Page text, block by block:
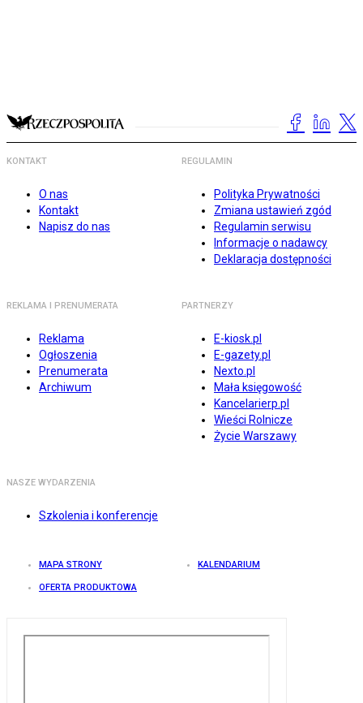
KONTAKT
O nas
Kontakt
Napisz do nas
REGULAMIN
Polityka Prywatności
Zmiana ustawień zgód
Regulamin serwisu
Informacje o nadawcy
Deklaracja dostępności
REKLAMA I PRENUMERATA
Reklama
Ogłoszenia
Prenumerata
Archiwum
PARTNERZY
E-kiosk.pl
E-gazety.pl
Nexto.pl
Mała księgowość
Kancelarierp.pl
Wieści Rolnicze
Życie Warszawy
NASZE WYDARZENIA
Szkolenia i konferencje
MAPA STRONY KALENDARIUM
OFERTA PRODUKTOWA